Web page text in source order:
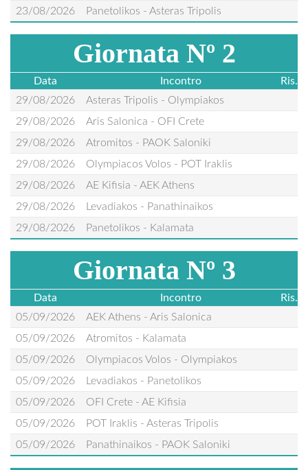
23/08/2026
Panetolikos - Asteras Tripolis
Giornata Nº 2
Data Incontro
Ris.
29/08/2026
Asteras Tripolis - Olympiakos
29/08/2026
Aris Salonica - OFI Crete
29/08/2026
Atromitos - PAOK Saloniki
29/08/2026
Olympiacos Volos - POT Iraklis
29/08/2026
AE Kifisia - AEK Athens
29/08/2026
Levadiakos - Panathinaikos
29/08/2026
Panetolikos - Kalamata
Giornata Nº 3
Data Incontro
Ris.
05/09/2026
AEK Athens - Aris Salonica
05/09/2026
Atromitos - Kalamata
05/09/2026
Olympiacos Volos - Olympiakos
05/09/2026
Levadiakos - Panetolikos
05/09/2026
OFI Crete - AE Kifisia
05/09/2026
POT Iraklis - Asteras Tripolis
05/09/2026
Panathinaikos - PAOK Saloniki